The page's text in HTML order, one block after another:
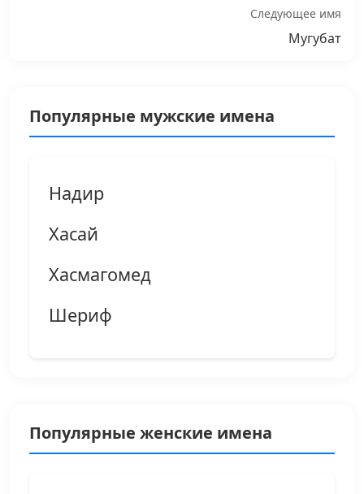
Следующее имя
Мугубат
Популярные мужские имена
Надир
Хасай
Хасмагомед
Шериф
Популярные женские имена